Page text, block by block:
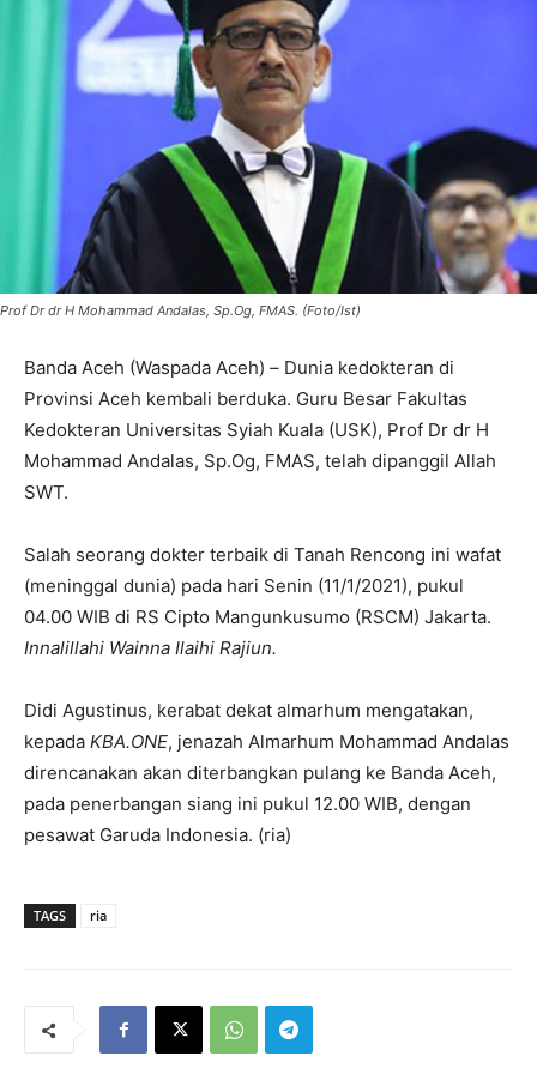
Prof Dr dr H Mohammad Andalas, Sp.Og, FMAS. (Foto/Ist)
Banda Aceh (Waspada Aceh) – Dunia kedokteran di
Provinsi Aceh kembali berduka. Guru Besar Fakultas
Kedokteran Universitas Syiah Kuala (USK), Prof Dr dr H
Mohammad Andalas, Sp.Og, FMAS, telah dipanggil Allah
SWT.
Salah seorang dokter terbaik di Tanah Rencong ini wafat
(meninggal dunia) pada hari Senin (11/1/2021), pukul
04.00 WIB di RS Cipto Mangunkusumo (RSCM) Jakarta.
Innalillahi Wainna Ilaihi Rajiun.
Didi Agustinus, kerabat dekat almarhum mengatakan,
kepada KBA.ONE, jenazah Almarhum Mohammad Andalas
direncanakan akan diterbangkan pulang ke Banda Aceh,
pada penerbangan siang ini pukul 12.00 WIB, dengan
pesawat Garuda Indonesia. (ria)
TAGS ria